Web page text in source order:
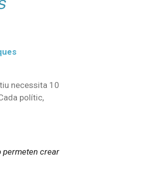
necessita 10
polític,
permeten crear